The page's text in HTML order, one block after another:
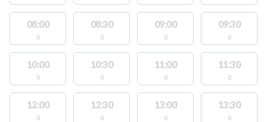
08:00
0
08:30
0
09:00
0
09:30
0
10:00
0
10:30
0
11:00
0
11:30
0
12:00
0
12:30
0
13:00
0
13:30
0